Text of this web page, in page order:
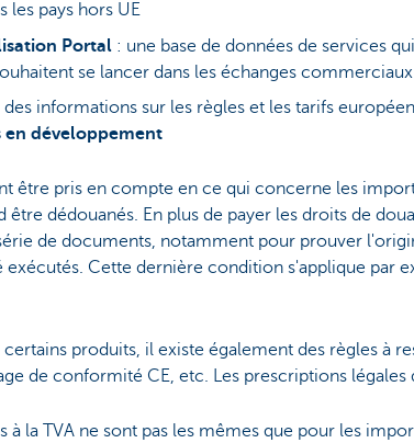
les pays hors UE
Portal : une base de données de services
se lancer dans les échanges
des informations sur les règles et les tarifs
en développement
être pris en compte en ce qui concerne les
dédouanés. En plus de payer les droits de
de documents, notamment pour prouver
Cette dernière condition s'applique par
produits, il existe également des règles à
de conformité CE, etc. Les prescriptions
à la TVA ne sont pas les mêmes que pour les